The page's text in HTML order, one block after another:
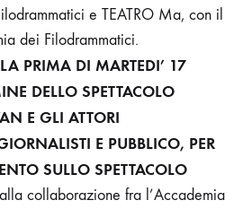
e TEATRO Ma, con il
dei Filodrammatici.
PRIMA DI MARTEDI’ 17
DELLO SPETTACOLO
E GLI ATTORI
E PUBBLICO, PER
SULLO SPETTACOLO
collaborazione fra l’Accademia